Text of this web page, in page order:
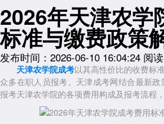
2026年天津农学
标准与缴费政策
发布时间：2026-06-10 16:04:24 阅读
天津农学院成考以其高性价比的收费标
众多在职人员报考。天津成考网结合最新
报考天津农学院的各项费用构成及报考流程